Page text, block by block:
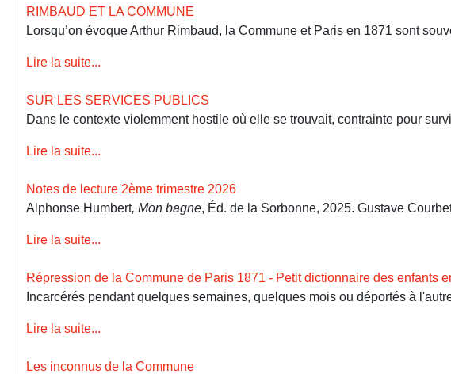
RIMBAUD ET LA COMMUNE
Lorsqu’on évoque Arthur Rimbaud, la Commune et Paris en 1871 sont
Lire la suite...
SUR LES SERVICES PUBLICS
Dans le contexte violemment hostile où elle se trouvait, contrainte pour
Lire la suite...
Notes de lecture 2ème trimestre 2026
Alphonse Humbert, Mon bagne, Éd. de la Sorbonne, 2025. Gustave
Lire la suite...
Répression de la Commune de Paris 1871 - Petit dictionnaire des enfants
Incarcérés pendant quelques semaines, quelques mois ou déportés à
Lire la suite...
Les inconnus de la Commune